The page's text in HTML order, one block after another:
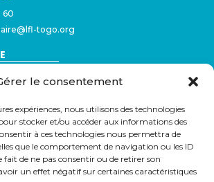
le consentement
expériences, nous utilisons des technologies
stocker et/ou accéder aux informations des
à ces technologies nous permettra de
que le comportement de navigation ou les ID
fait de ne pas consentir ou de retirer son
un effet négatif sur certaines caractéristiques
60
togo.org
Togo